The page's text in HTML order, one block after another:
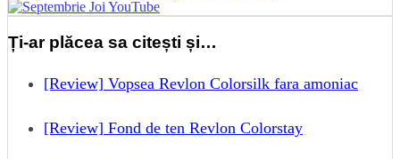
Ți-ar plăcea sa citești și…
[Review] Vopsea Revlon Colorsilk fara amoniac
[Review] Fond de ten Revlon Colorstay